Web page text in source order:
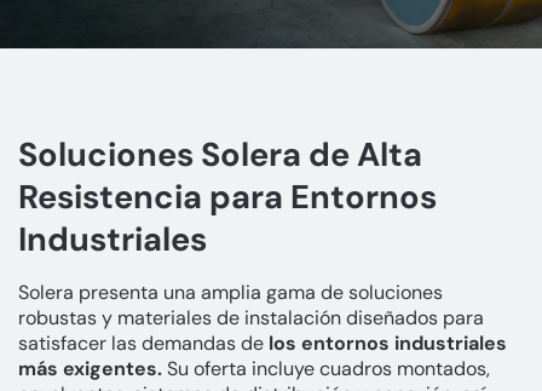
Soluciones Solera de Alta
Resistencia para Entornos
Industriales
Solera presenta una amplia gama de soluciones
robustas y materiales de instalación diseñados para
satisfacer las demandas de los entornos industriales
más exigentes.Su oferta incluye cuadros montados,